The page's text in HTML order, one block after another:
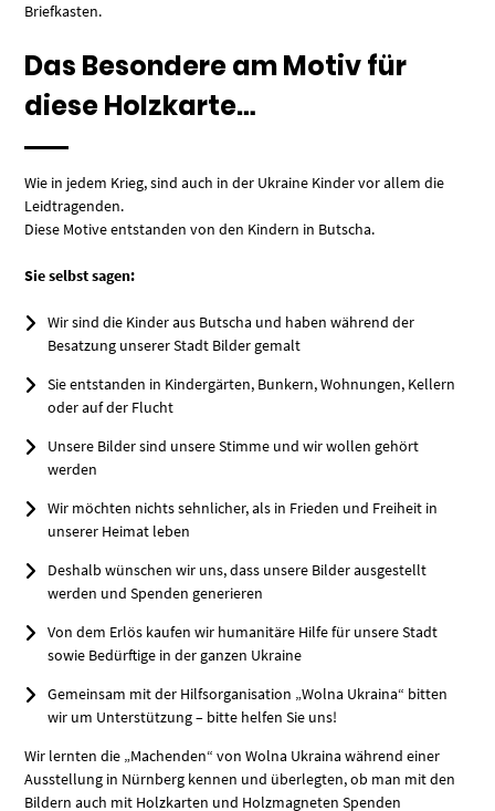
Briefkasten.
Das Besondere am Motiv für
diese Holzkarte…
Wie in jedem Krieg, sind auch in der Ukraine Kinder vor allem die
Leidtragenden.
Diese Motive entstanden von den Kindern in Butscha.
Sie selbst sagen:
Wir sind die Kinder aus Butscha und haben während der
Besatzung unserer Stadt Bilder gemalt
Sie entstanden in Kindergärten, Bunkern, Wohnungen, Kellern
oder auf der Flucht
Unsere Bilder sind unsere Stimme und wir wollen gehört
werden
Wir möchten nichts sehnlicher, als in Frieden und Freiheit in
unserer Heimat leben
Deshalb wünschen wir uns, dass unsere Bilder ausgestellt
werden und Spenden generieren
Von dem Erlös kaufen wir humanitäre Hilfe für unsere Stadt
sowie Bedürftige in der ganzen Ukraine
Gemeinsam mit der Hilfsorganisation „Wolna Ukraina“ bitten
wir um Unterstützung – bitte helfen Sie uns!
Wir lernten die „Machenden“ von Wolna Ukraina während einer
Ausstellung in Nürnberg kennen und überlegten, ob man mit den
Bildern auch mit Holzkarten und Holzmagneten Spenden